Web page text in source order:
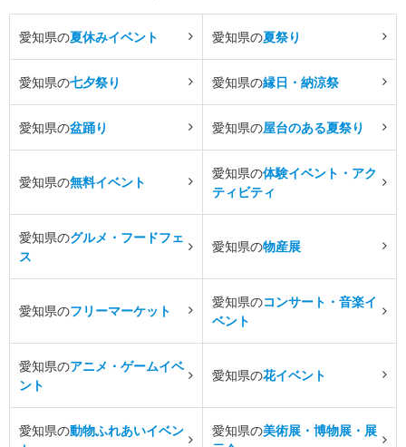
愛知県の夏休みイベント 愛知県の夏祭り
愛知県の七夕祭り 愛知県の縁日・納涼祭
愛知県の盆踊り 愛知県の屋台のある夏祭り
愛知県の無料イベント
愛知県の体験イベント・アク
ティビティ
愛知県のグルメ・フードフェ
ス
愛知県の物産展
愛知県のフリーマーケット
愛知県のコンサート・音楽イ
ベント
愛知県のアニメ・ゲームイベ
ント
愛知県の花イベント
愛知県の動物ふれあいイベン
愛知県の美術展・博物展・展